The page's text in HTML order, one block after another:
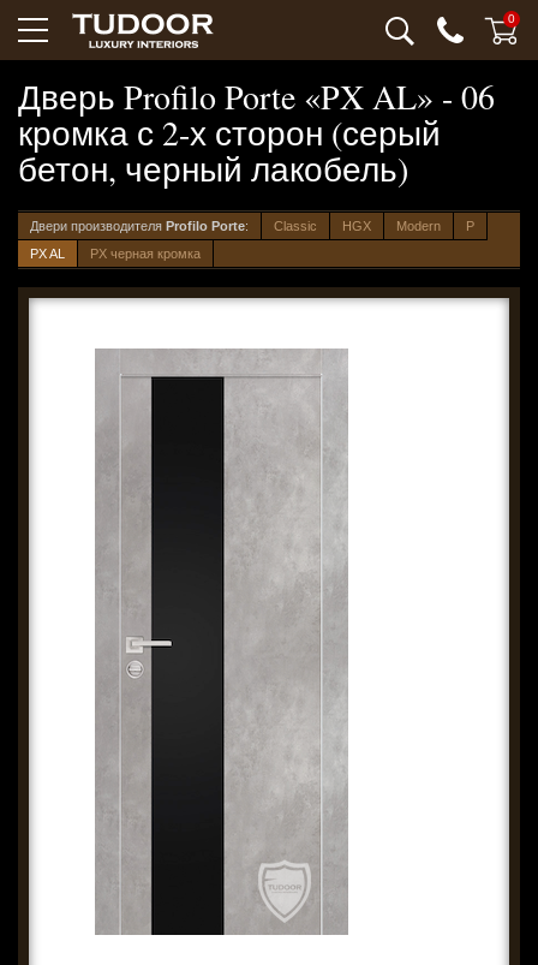
0
Дверь Profilo Porte «PX AL» - 06
кромка с 2-х сторон (серый
бетон, черный лакобель)
Двери производителя Profilo Porte: Classic HGX Modern
P
PX AL
PX черная кромка